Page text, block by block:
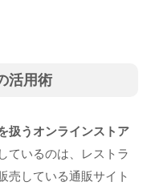
活用術
扱うオンラインストア
ているのは、レストラ
売している通販サイト